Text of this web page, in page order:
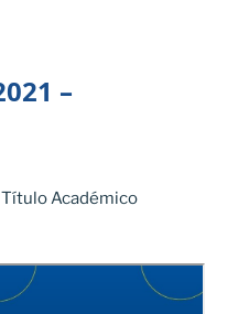
–
Académico